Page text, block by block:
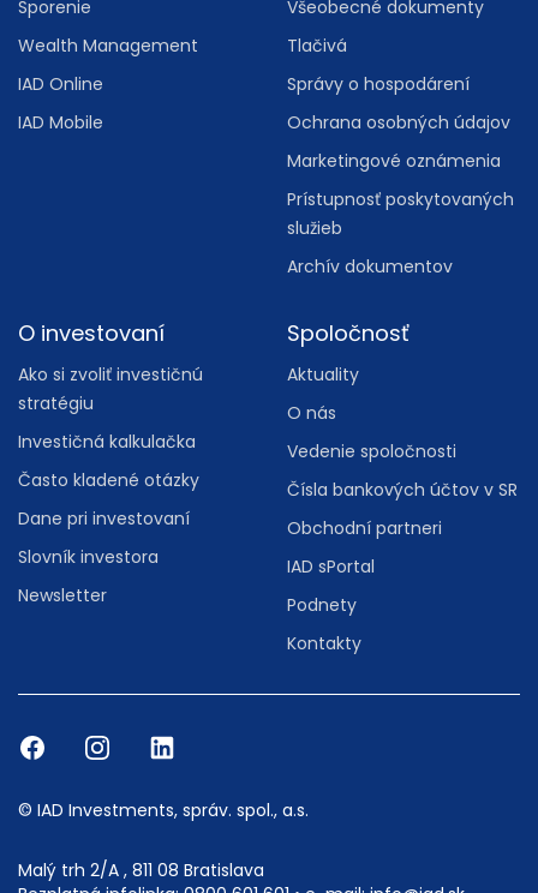
Sporenie
Wealth Management
IAD Online
IAD Mobile
Všeobecné dokumenty
Tlačivá
Správy o hospodárení
Ochrana osobných údajov
Marketingové oznámenia
Prístupnosť poskytovaných
služieb
Archív dokumentov
O investovaní
Ako si zvoliť investičnú
stratégiu
Investičná kalkulačka
Často kladené otázky
Dane pri investovaní
Slovník investora
Newsletter
Spoločnosť
Aktuality
O nás
Vedenie spoločnosti
Čísla bankových účtov v SR
Obchodní partneri
IAD sPortal
Podnety
Kontakty
© IAD Investments, správ. spol., a.s.
Malý trh 2/A , 811 08 Bratislava